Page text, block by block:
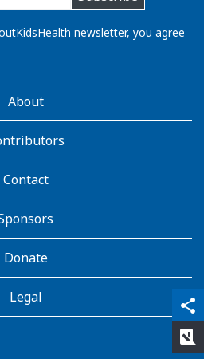
share
qr_code_scanner
content_copy
newsletter, you agree
About
Contact
Donate
Legal
rate_review